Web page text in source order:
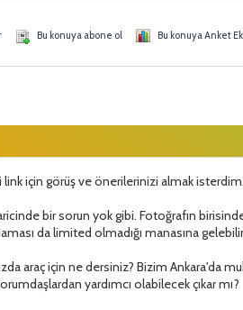
Bu konuya abone ol Bu konuya Anket
link için görüş ve önerilerinizi almak isterdim.
bir sorun yok gibi. Fotoğrafın
da limited olmadığı manasına
araç için ne dersiniz? Bizim Ankara'da
yardımcı olabilecek çıkar mı?